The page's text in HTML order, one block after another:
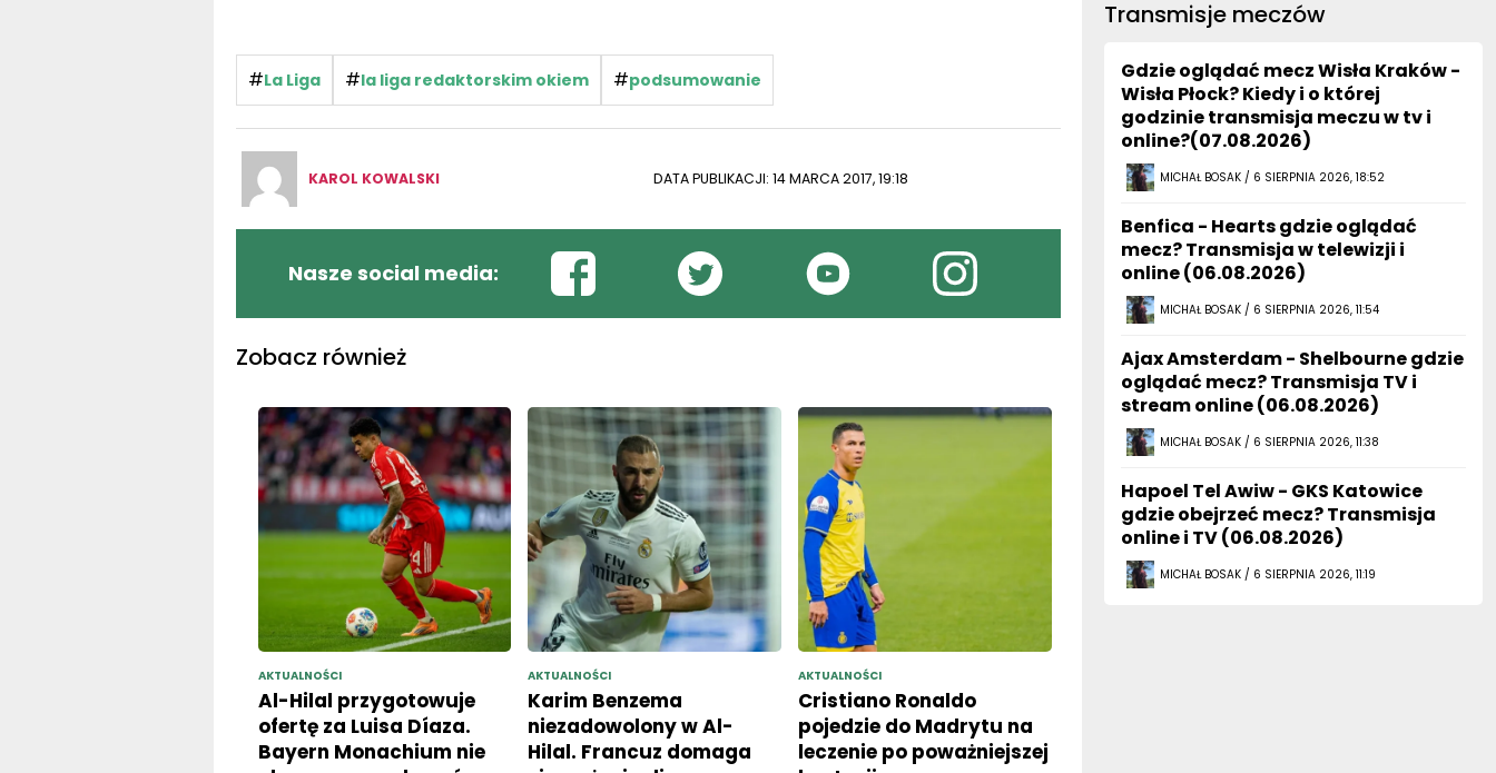
#La Liga #la liga redaktorskim okiem #podsumowanie
KAROL KOWALSKI DATA PUBLIKACJI: 14 MARCA 2017, 19:18
Nasze social media:
Zobacz również
AKTUALNOŚCI
Al-Hilal przygotowuje
ofertę za Luisa Díaza.
Bayern Monachium nie
AKTUALNOŚCI
Karim Benzema
niezadowolony w Al-
Hilal. Francuz domaga
AKTUALNOŚCI
Cristiano Ronaldo
pojedzie do Madrytu na
leczenie po poważniejszej
Transmisje meczów
Gdzie oglądać mecz Wisła Kraków -
Wisła Płock? Kiedy i o której
godzinie transmisja meczu w tv i
online?(07.08.2026)
MICHAŁ BOSAK / 6 SIERPNIA 2026, 18:52
Benfica - Hearts gdzie oglądać
mecz? Transmisja w telewizji i
online (06.08.2026)
MICHAŁ BOSAK / 6 SIERPNIA 2026, 11:54
Ajax Amsterdam - Shelbourne gdzie
oglądać mecz? Transmisja TV i
stream online (06.08.2026)
MICHAŁ BOSAK / 6 SIERPNIA 2026, 11:38
Hapoel Tel Awiw - GKS Katowice
gdzie obejrzeć mecz? Transmisja
online i TV (06.08.2026)
MICHAŁ BOSAK / 6 SIERPNIA 2026, 11:19